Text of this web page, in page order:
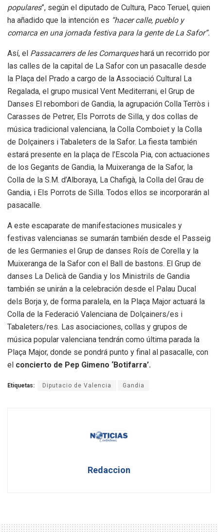
populares”, según el diputado de Cultura, Paco Teruel, quien
ha añadido que la intención es “hacer calle, pueblo y
comarca en una jornada festiva para la gente de La Safor”.
Así, el Passacarrers de les Comarqueshará un recorrido por
las calles de la capital de La Safor con un pasacalle desde
la Plaça del Prado a cargo de la Associació Cultural La
Regalada, el grupo musical Vent Mediterrani, el Grup de
Danses El rebombori de Gandia, la agrupación Colla Terròs i
Carasses de Petrer, Els Porrots de Silla, y dos collas de
música tradicional valenciana, la Colla Comboiet y la Colla
de Dolçainers i Tabaleters de la Safor. La fiesta también
estará presente en la plaça de l’Escola Pia, con actuaciones
de los Gegants de Gandia, la Muixeranga de la Safor, la
Colla de la S.M. d’Alboraya, La Chafigà, la Colla del Grau de
Gandia, i Els Porrots de Silla. Todos ellos se incorporarán al
pasacalle.
A este escaparate de manifestaciones musicales y
festivas valencianas se sumarán también desde el Passeig
de les Germanies el Grup de danses Roís de Corella y la
Muixeranga de la Safor con el Ball de bastons. El Grup de
danses La Delicà de Gandia y los Ministrils de Gandia
también se unirán a la celebración desde el Palau Ducal
dels Borja y, de forma paralela, en la Plaça Major actuará la
Colla de la Federació Valenciana de Dolçainers/es i
Tabaleters/res. Las asociaciones, collas y grupos de
música popular valenciana tendrán como última parada la
Plaça Major, donde se pondrá punto y final al pasacalle, con
el concierto de Pep Gimeno ‘Botifarra’.
Etiquetas: Diputacio de Valencia Gandia
Redaccion